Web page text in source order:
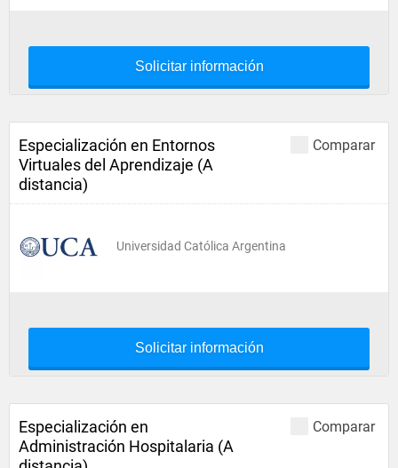
Solicitar información
Comparar
Especialización en Entornos
Virtuales del Aprendizaje (A
distancia)
Universidad Católica Argentina
Solicitar información
Comparar
Especialización en
Administración Hospitalaria (A